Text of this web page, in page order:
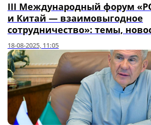
III Международный форум
и Китай — взаимовыгодное
сотрудничество»: темы,
18-08-2025, 11:05